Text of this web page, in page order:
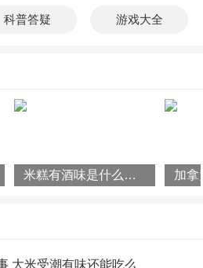
科普答疑 游戏大全
米糕有酒味是什么原因 米糕有酒味是坏了吗
大米受潮有味还能吃么